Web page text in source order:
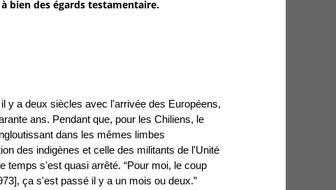
bien des égards testamentaire.
y a deux siècles avec l'arrivée des Européens,
ans. Pendant que, pour les Chiliens, le
dans les mêmes limbes
des indigènes et celle des militants de l'Unité
temps s'est quasi arrêté. “Pour moi, le coup
ça s'est passé il y a un mois ou deux.”